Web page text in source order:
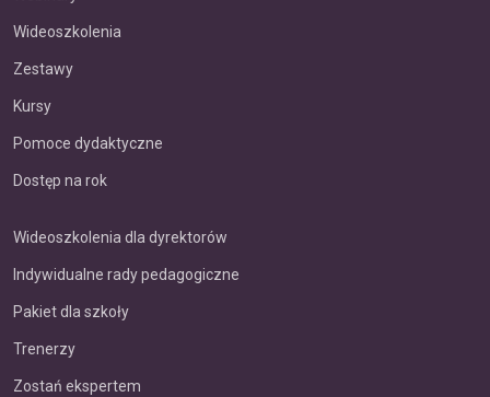
Wideoszkolenia
Zestawy
Kursy
Pomoce dydaktyczne
Dostęp na rok
Wideoszkolenia dla dyrektorów
Indywidualne rady pedagogiczne
Pakiet dla szkoły
Trenerzy
Zostań ekspertem